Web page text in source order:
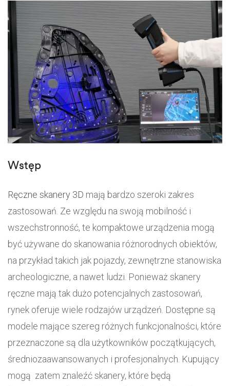
Wstęp
Ręczne skanery 3D mają bardzo szeroki zakres
zastosowań. Ze względu na swoją mobilność i
wszechstronność, te kompaktowe urządzenia mogą
być używane do skanowania różnorodnych obiektów,
na przykład takich jak pojazdy, zewnętrzne stanowiska
archeologiczne, a nawet ludzi. Ponieważ skanery
ręczne mają tak dużo potencjalnych zastosowań,
rynek oferuje wiele rodzajów urządzeń. Dostępne są
modele mające szereg różnych funkcjonalności, które
przeznaczone są dla użytkowników początkujących,
średniozaawansowanych i profesjonalnych. Kupujący
mogą zatem znaleźć skanery, które będą